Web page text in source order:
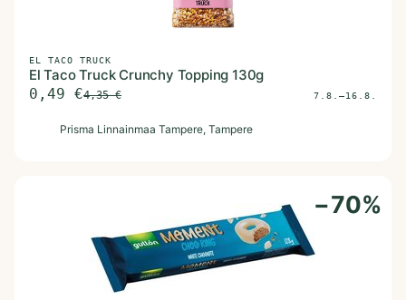
EL TACO TRUCK
El Taco Truck Crunchy Topping 130g
0,49 €4,35€ 7.8.–16.8.
Prisma Linnainmaa Tampere, Tampere
−70%